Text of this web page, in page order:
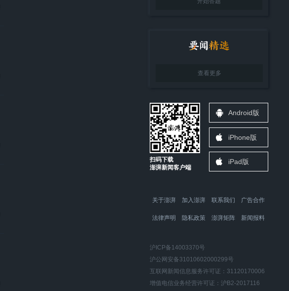
查看更多
扫码下载
澎湃新闻客户端
Android版
iPhone版
iPad版
关于澎湃 加入澎湃 联系我们 广告合作
法律声明 隐私政策 澎湃矩阵 新闻报料
沪ICP备14003370号
沪公网安备31010602000299号
互联网新闻信息服务许可证：31120170006
增值电信业务经营许可证：沪B2-2017116